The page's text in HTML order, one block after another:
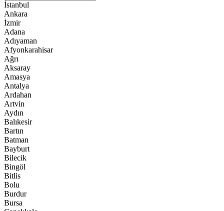
İstanbul
Ankara
İzmir
Adana
Adıyaman
Afyonkarahisar
Ağrı
Aksaray
Amasya
Antalya
Ardahan
Artvin
Aydın
Balıkesir
Bartın
Batman
Bayburt
Bilecik
Bingöl
Bitlis
Bolu
Burdur
Bursa